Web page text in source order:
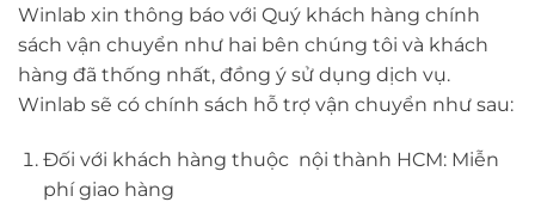
Winlab xin thông báo với Quý khách hàng chính
sách vận chuyển như hai bên chúng tôi và khách
hàng đã thống nhất, đồng ý sử dụng dịch vụ.
Winlab sẽ có chính sách hỗ trợ vận chuyển như sau:
Đối với khách hàng thuộc nội thành HCM: Miễn
phí giao hàng